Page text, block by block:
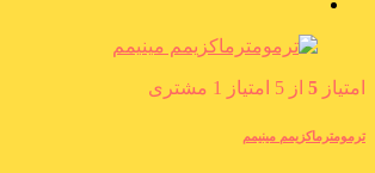
امتیاز 5 از 5 امتیاز 1 مشتری
ترمومترماکزیمم مینیمم